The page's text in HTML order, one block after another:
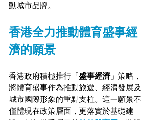
動城市品牌。
香港全力推動體育盛事經
濟的願景
香港政府積極推行「盛事經濟」策略，
將體育盛事作為推動旅遊、經濟發展及
城市國際形象的重點支柱。這一願景不
僅體現在政策層面，更落實於基礎建